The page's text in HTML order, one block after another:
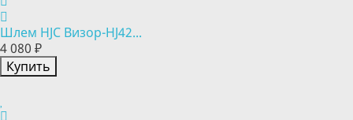
Шлем HJC Визор-HJ42...
4 080 ₽
Купить